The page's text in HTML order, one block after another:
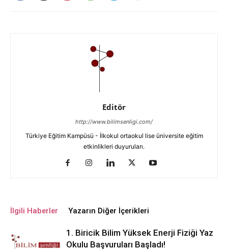
Editör
http://www.bilimsenligi.com/
Türkiye Eğitim Kampüsü - İlkokul ortaokul lise üniversite eğitim
etkinlikleri duyuruları.
İlgili Haberler Yazarın Diğer İçerikleri
1. Biricik Bilim Yüksek Enerji Fiziği Yaz
Okulu Başvuruları Başladı!